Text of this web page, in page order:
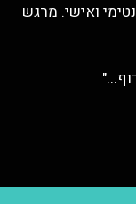
ואישי. מרגש